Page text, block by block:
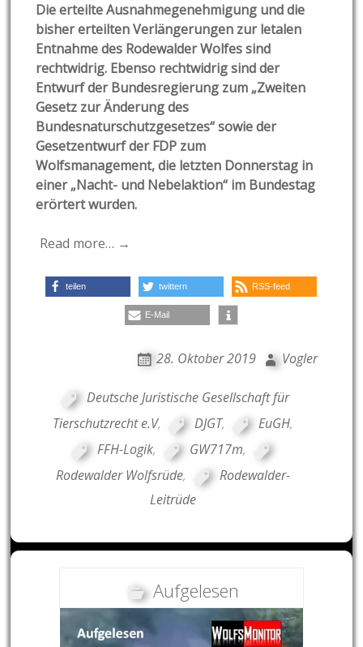
Die erteilte Ausnahmegenehmigung und die
bisher erteilten Verlängerungen zur letalen
Entnahme des Rodewalder Wolfes sind
rechtwidrig. Ebenso rechtwidrig sind der
Entwurf der Bundesregierung zum „Zweiten
Gesetz zur Änderung des
Bundesnaturschutzgesetzes“ sowie der
Gesetzentwurf der FDP zum
Wolfsmanagement, die letzten Donnerstag in
einer „Nacht- und Nebelaktion“ im Bundestag
erörtert wurden.
Read more… →
teilen twittern RSS-feed
E-Mail
28. Oktober 2019 Vogler
Deutsche Juristische Gesellschaft für
Tierschutzrecht e.V, DJGT, EuGH,
FFH-Logik, GW717m,
Rodewalder Wolfsrüde,
Rodewalder-
Leitrüde
Aufgelesen